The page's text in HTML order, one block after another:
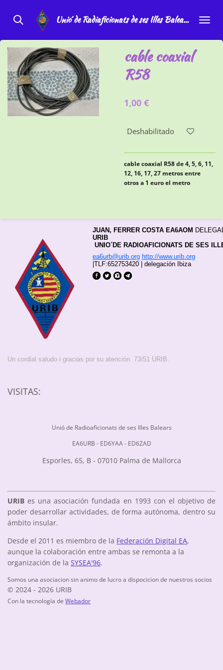
Unio´de Radiaficionats de ses Illes Balears
cable coaxial
R58
1,00 €
Deshabilitado
cable coaxial R58 de 4, 5, 6, 11,
12, 16, 17, 27 metros entre
otros a 1 euro el metro
JUAN, FERRER COSTA EA6AOM
URIB
UNIO´DE RADIOAFICIONATS DE SES
ea6urb@urib.org http://www.urib.org
|TLF:652753420 | delegación Ibiza
Un cordial saludo i gracias por su atención. 73/51 URIB.
VISITAS:
Unió de Radioaficionats de ses Illes Balears
EA6URB - ED6YAA - ED6ZAD
Esporles, 65, B - 07010 Palma de Mallorca
URIB es una asociación fundada en 1993 con el objetivo de
poder desarrollar actividades, de forma autónoma, dentro su
ámbito insular.
Desde el 2011 es miembro de la Federación Digital EA,
aunque la colaboración entre ambas se remonta a la
organización de la SYSEA'96.
Somos una asociacion sin animo de lucro a dispocicion de nuestros socios
© 2024 - 2026 URIB
Con la tecnología de Webador